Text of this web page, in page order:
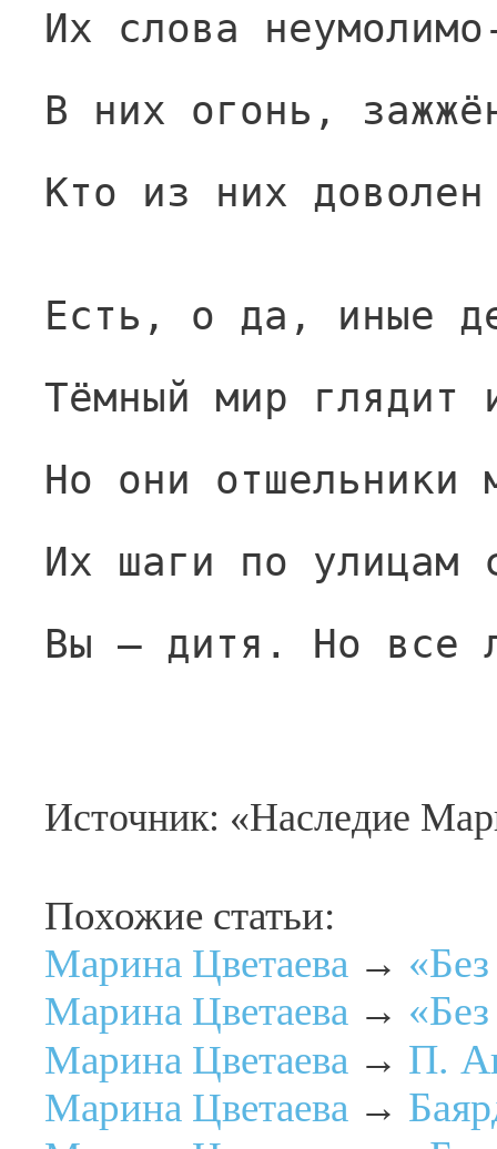
Их слова
В них огонь,
Кто из них доволен
Есть, о да, иные
Тёмный мир глядит
Но они отшельники
Их шаги по улицам
Вы — дитя. Но все
Источник: «Наследие
Похожие статьи:
Марина Цветаева →
Марина Цветаева →
Марина Цветаева → П.
Марина Цветаева →